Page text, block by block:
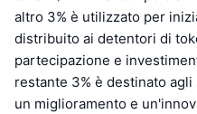
altro 3% è utilizzato per
distribuito ai detentori di
partecipazione e
restante 3% è destinato
un miglioramento e